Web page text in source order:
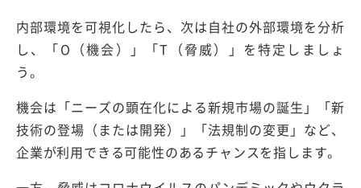
内部環境を可視化したら、次は自社の外部環境を分析
し、「O（機会）」「T（脅威）」を特定しましょ
う。
機会は「ニーズの顕在化による新規市場の誕生」「新
技術の登場（または開発）」「法規制の変更」など、
企業が利用できる可能性のあるチャンスを指します。